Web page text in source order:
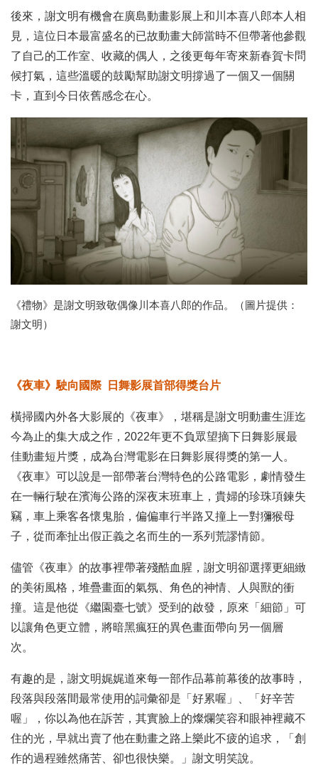
後來，謝文明有機會在廣島動畫影展上和川本喜八郎本人相
見，這位日本最富盛名的已故動畫大師當時不但帶著他參觀
了自己的工作室、收藏的偶人，之後更每年寄來新春賀卡問
候打氣，這些溫暖的鼓勵幫助謝文明撐過了一個又一個關
卡，直到今日依舊感念在心。
《禮物》是謝文明致敬偶像川本喜八郎的作品。（圖片提供：
謝文明）
《夜車》駛向國際 日舞影展首部得獎台片
橫掃國內外各大影展的《夜車》，堪稱是謝文明動畫生涯迄
今為止的集大成之作，2022年更不負眾望摘下日舞影展最
佳動畫短片獎，成為台灣電影在日舞影展得獎的第一人。
《夜車》可以說是一部帶著台灣特色的公路電影，劇情發生
在一輛行駛在濱海公路的深夜末班車上，貴婦的珍珠項鍊失
竊，車上乘客各懷鬼胎，偏偏車行半路又撞上一對獼猴母
子，從而牽扯出假正義之名而生的一系列荒謬情節。
儘管《夜車》的故事裡帶著殘酷血腥，謝文明卻選擇更細緻
的美術風格，堆疊畫面的氣氛、角色的神情、人與獸的衝
撞。這是他從《繼園臺七號》受到的啟發，原來「細節」可
以讓角色更立體，將暗黑瘋狂的異色畫面帶向另一個層
次。
有趣的是，謝文明娓娓道來每一部作品幕前幕後的故事時，
段落與段落間最常使用的詞彙卻是「好累喔」、「好辛苦
喔」，你以為他在訴苦，其實臉上的燦爛笑容和眼神裡藏不
住的光，早就出賣了他在動畫之路上樂此不疲的追求，「創
作的過程雖然痛苦、卻也很快樂。」謝文明笑說。